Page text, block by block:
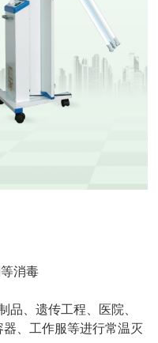
消毒
品、遗传工程、医院、
、工作服等进行常温灭